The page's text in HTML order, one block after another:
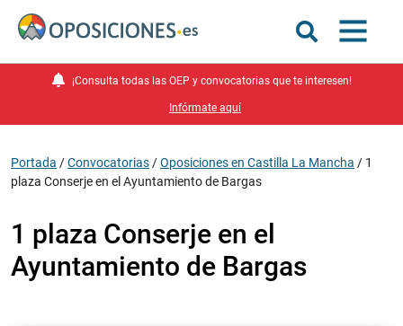
¡Consulta todas las OEP y convocatorias que te interesen!
Infórmate aquí
Portada /Convocatorias /Oposiciones en Castilla La Mancha / 1
plaza Conserje en el Ayuntamiento de Bargas
1 plaza Conserje en el
Ayuntamiento de Bargas